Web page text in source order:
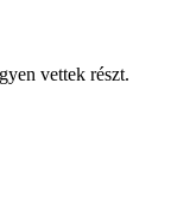
vettek részt.